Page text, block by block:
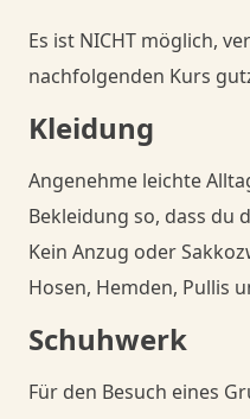
Es ist NICHT möglich,
nachfolgenden Kurs
Kleidung
Angenehme leichte
Bekleidung so, dass du
Kein Anzug oder
Hosen, Hemden, Pullis
Schuhwerk
Für den Besuch eines